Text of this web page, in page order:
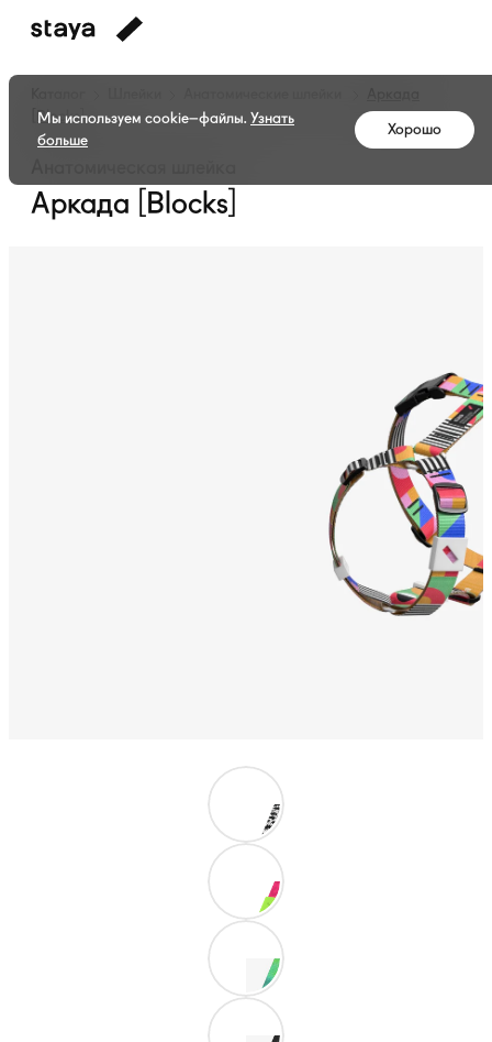
[Blocks]
Аркада [Blocks]
Мы используем cookie–файлы. Узнать
больше
Хорошо